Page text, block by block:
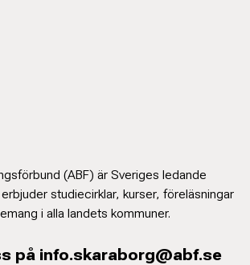
(ABF) är Sveriges ledande
studiecirklar, kurser, föreläsningar
i alla landets kommuner.
på info.skaraborg@abf.se